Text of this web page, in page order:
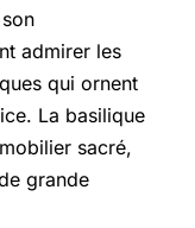
admirer les
qui ornent
La basilique
sacré,
grande